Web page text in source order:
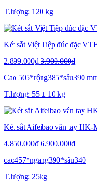
T.lượng: 120 kg
Két sắt Việt Tiệp đúc đặc
2.899.000₫ 3.900.000₫
Cao 505*rộng385*sâu390
T.lượng: 55 ± 10 kg
Két sắt Aifeibao vân tay HK-
4.850.000₫ 6.900.000₫
cao457*ngang390*sâu340
T.lượng: 25kg